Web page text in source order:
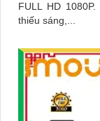
FULL HD 1080P. Được trang bị công nghệ xử lý hình ảnh
thiếu sáng,...